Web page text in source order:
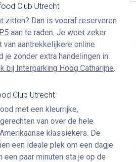
Club Utrecht
zitten? Dan is vooraf reserveren
aan te raden. Je weet zeker
aantrekkelijkere online
je zonder extra handelingen in
bij Interparking Hoog Catharijne.
Club Utrecht
met een kleurrijke,
van over de hele
klassiekers. De
een ideale plek om een dagje
paar minuten sta je op de